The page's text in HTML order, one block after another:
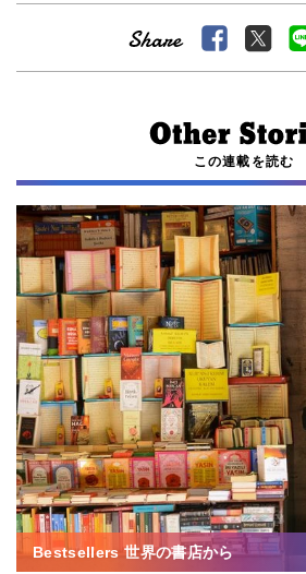
この連載を読む
Bestsellers 世界の書店から